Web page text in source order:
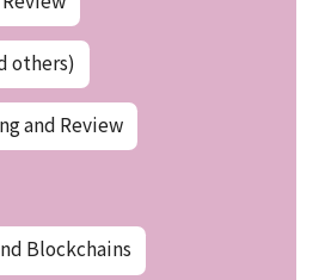
others)
and Review
Blockchains